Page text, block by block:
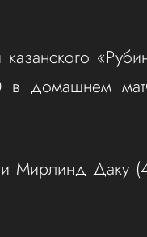
казанского
в домашнем
Мирлинд Даку